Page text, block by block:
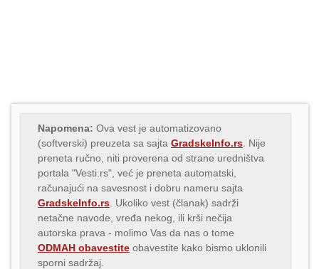
Napomena: Ova vest je automatizovano
(softverski) preuzeta sa sajta GradskeInfo.rs . Nije
preneta ručno, niti proverena od strane uredništva
portala "Vesti.rs", već je preneta automatski,
računajući na savesnost i dobru nameru sajta
GradskeInfo.rs . Ukoliko vest (članak) sadrži
netačne navode, vređa nekog, ili krši nečija
autorska prava - molimo Vas da nas o tome
ODMAH obavestite obavestite kako bismo uklonili
sporni sadržaj.